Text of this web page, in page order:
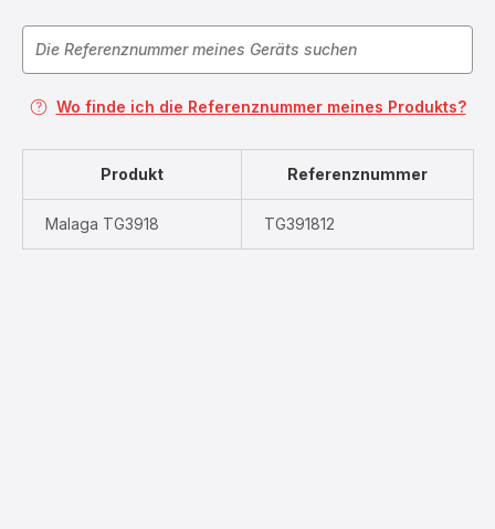
Wo finde ich die Referenznummer meines Produkts?
Produkt Referenznummer
Malaga TG3918 TG391812